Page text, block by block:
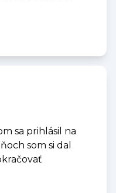
sa prihlásil na
som si dal